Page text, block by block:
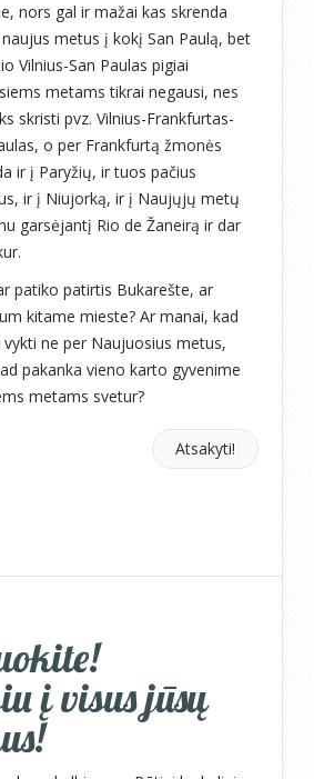
nors gal ir mažai kas skrenda
metus į kokį San Paulą, bet
Vilnius-San Paulas pigiai
metams tikrai negausi, nes
skristi pvz. Vilnius-Frankfurtas-
o per Frankfurtą žmonės
ir į Paryžių, ir tuos pačius
ir į Niujorką, ir į Naujųjų metų
garsėjantį Rio de Žaneirą ir dar
patiko patirtis Bukarešte, ar
kitame mieste? Ar manai, kad
vykti ne per Naujuosius metus,
pakanka vieno karto gyvenime
metams svetur?
Atsakyti!
į visus jūsų